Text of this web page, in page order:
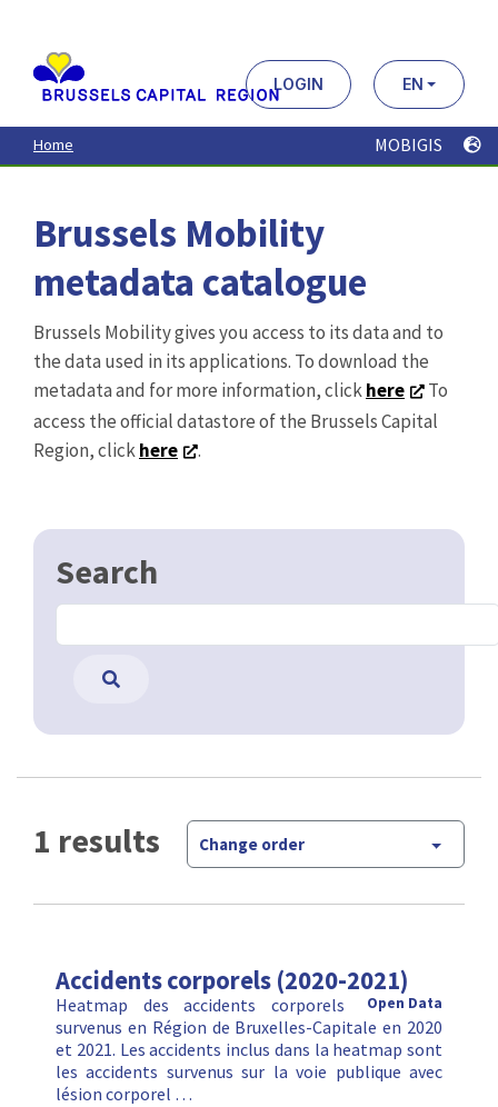
contenu
principal
LOGIN EN
Home MOBIGIS
Brussels Mobility
metadata catalogue
Brussels Mobility gives you access to its data and to
the data used in its applications. To download the
metadata and for more information, clickhere
To
access the official datastore of the Brussels Capital
Region, clickhere .
Search
1 results Change order
Accidents corporels (2020-2021)
Open Data
Heatmap des accidents corporels
survenus en Région de Bruxelles-Capitale en 2020
et 2021. Les accidents inclus dans la heatmap sont
les accidents survenus sur la voie publique avec
lésion corporel …